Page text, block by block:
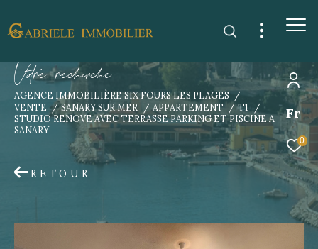
Fr
0
Vore recece
AGENCE IMMOBILIÈRE SIX FOURS LES PLAGES
VENTE
SANARY SUR MER APPARTEMENT
T1
STUDIO RENOVE AVEC TERRASSE PARKING ET PISCINE A
SANARY
RETOUR